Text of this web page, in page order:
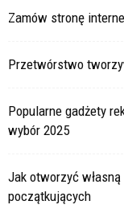
Zamów stronę
Przetwórstwo
Popularne gadżety
wybór 2025
Jak otworzyć
początkujących